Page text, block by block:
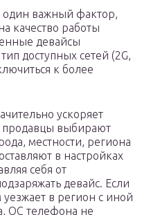
важный фактор,
качество работы
девайсы
доступных сетей (2G,
к более
ускоряет
продавцы выбирают
местности, региона
в настройках
себя от
девайс. Если
в регион с иной
ОС телефона не